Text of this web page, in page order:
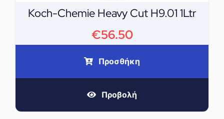
Koch-Chemie Heavy Cut H9.01 1Ltr
€56.50
Προσθήκη
Προβολή